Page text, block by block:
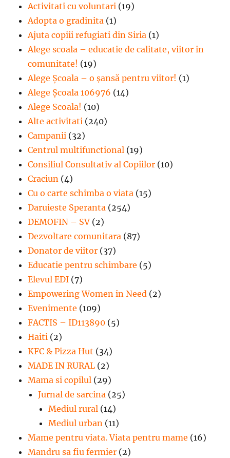
Activitati cu voluntari (19)
Adopta o gradinita (1)
Ajuta copiii refugiati din Siria (1)
Alege scoala – educatie de calitate, viitor in
comunitate! (19)
Alege Şcoala – o şansă pentru viitor! (1)
Alege Școala 106976 (14)
Alege Scoala! (10)
Alte activitati (240)
Campanii (32)
Centrul multifunctional (19)
Consiliul Consultativ al Copiilor (10)
Craciun (4)
Cu o carte schimba o viata (15)
Daruieste Speranta (254)
DEMOFIN – SV (2)
Dezvoltare comunitara (87)
Donator de viitor (37)
Educatie pentru schimbare (5)
Elevul EDI (7)
Empowering Women in Need (2)
Evenimente (109)
FACTIS – ID113890 (5)
Haiti (2)
KFC & Pizza Hut (34)
MADE IN RURAL (2)
Mama si copilul (29)
Jurnal de sarcina (25)
Mediul rural (14)
Mediul urban (11)
Mame pentru viata. Viata pentru mame (16)
Mandru sa fiu fermier (2)